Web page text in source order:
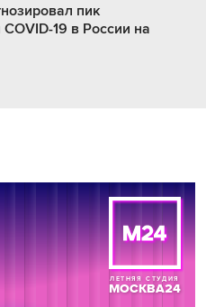
пик
19 в России на